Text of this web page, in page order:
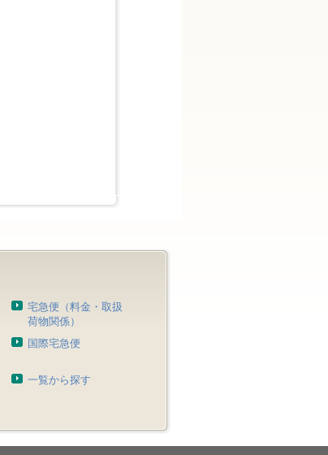
宅急便（料金・取扱
荷物関係）
国際宅急便
一覧から探す